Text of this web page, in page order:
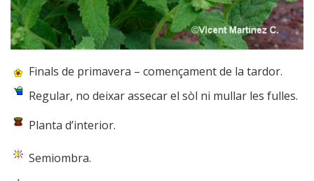
Finals de primavera – començament de la tardor.
Regular, no deixar assecar el sòl ni mullar les fulles.
Planta d’interior.
Semiombra.